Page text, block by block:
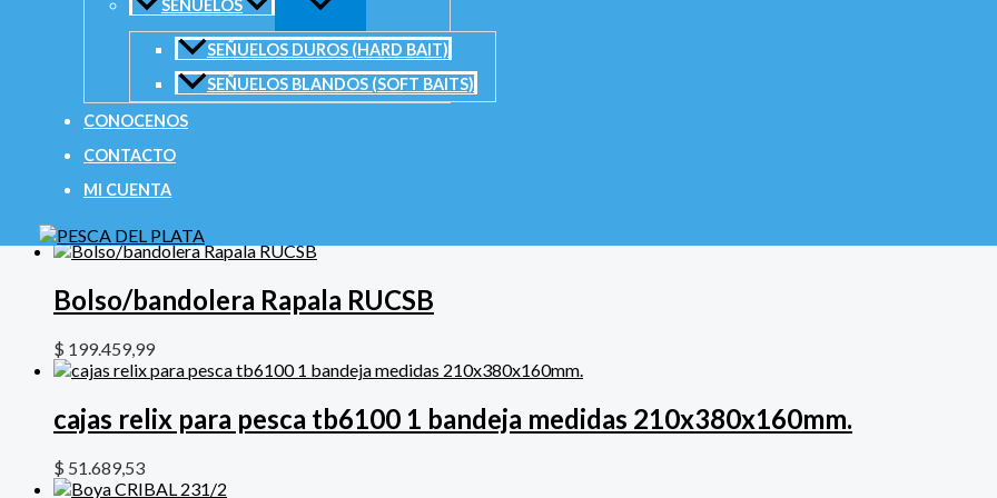
SEÑUELOS
SEÑUELOS DUROS (HARD BAIT)
SEÑUELOS BLANDOS (SOFT BAITS)
CONOCENOS
CONTACTO
MI CUENTA
Correo electrónico*
Productos relacionados
Bolso/bandolera Rapala RUCSB
$ 199.459,99
cajas relix para pesca tb6100 1 bandeja medidas 210x380x160mm.
$ 51.689,53